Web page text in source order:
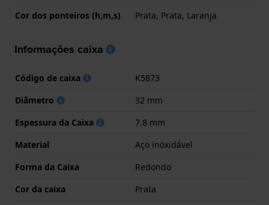
Cor dos ponteiros (h,m,s)
Prata, Prata, Laranja
Informações caixa
Código de caixa
K5873
Diâmetro
32 mm
Espessura da Caixa
7.8 mm
Material
Aço inoxidável
Forma da Caixa
Redondo
Cor da caixa
Prata